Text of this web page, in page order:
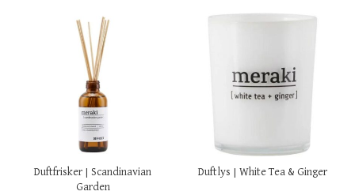
Duftfrisker | Scandinavian
Garden
Duftlys | White Tea & Ginger